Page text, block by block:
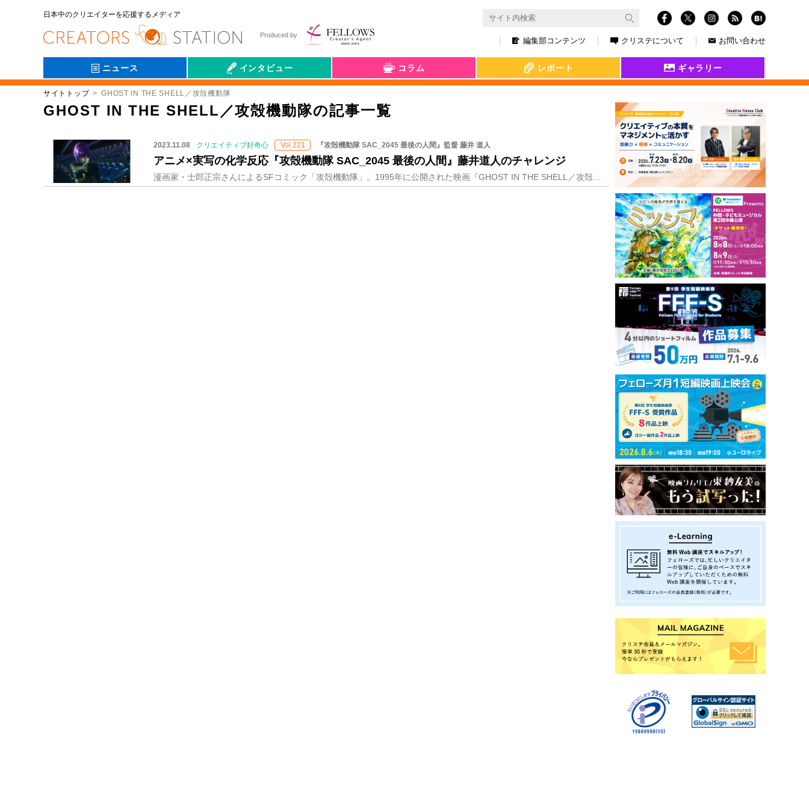
日本中のクリエイターを応援するメディア
編集部コンテンツ クリステについて お問い合わせ
Produced by
ニュース インタビュー
会社伝
コラム レポート ギャラリー
サイトトップ GHOST IN THE SHELL／攻殻機動隊
GHOST IN THE SHELL／攻殻機動隊の記事一覧
2023.11.08 クリエイティブ好奇心 Vol.221 『攻殻機動隊 SAC_2045 最後の人間』監督 藤井 道人
アニメ×実写の化学反応『攻殻機動隊 SAC_2045 最後の人間』藤井道人のチャレンジ